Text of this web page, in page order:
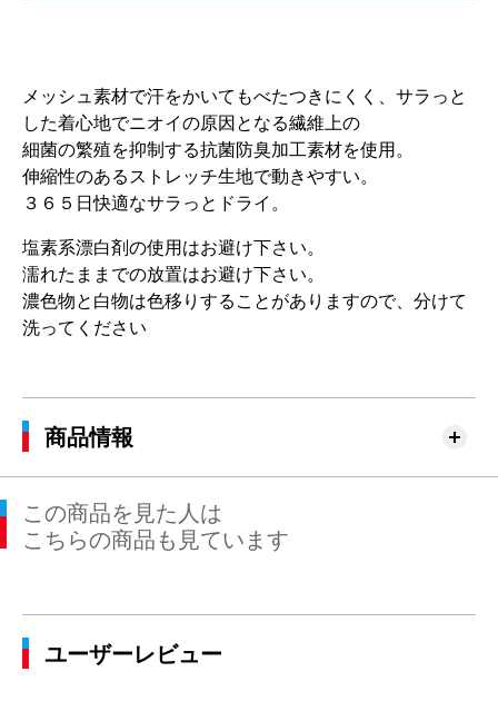
メッシュ素材で汗をかいてもべたつきにくく、サラっと
した着心地でニオイの原因となる繊維上の
細菌の繁殖を抑制する抗菌防臭加工素材を使用。
伸縮性のあるストレッチ生地で動きやすい。
３６５日快適なサラっとドライ。
塩素系漂白剤の使用はお避け下さい。
濡れたままでの放置はお避け下さい。
濃色物と白物は色移りすることがありますので、分けて
洗ってください
商品情報
この商品を見た人は
こちらの商品も見ています
ユーザーレビュー